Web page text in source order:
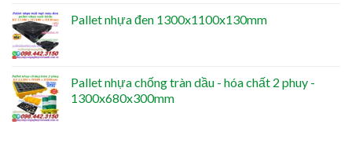
Pallet nhựa đen 1300x1100x130mm
Pallet nhựa chống tràn dầu - hóa chất 2 phuy -
1300x680x300mm